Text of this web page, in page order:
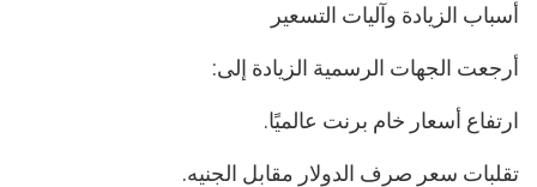
أسباب الزيادة وآليات التسعير
أرجعت الجهات الرسمية الزيادة إلى:
ارتفاع أسعار خام برنت عالميًا.
تقلبات سعر صرف الدولار مقابل الجنيه.